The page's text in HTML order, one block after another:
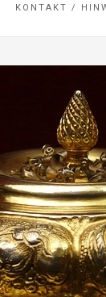
KONTAKT /